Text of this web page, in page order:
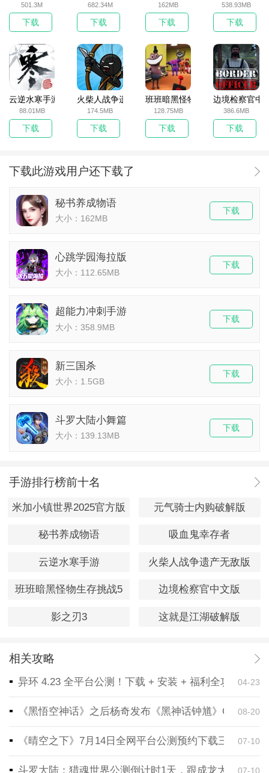
501.3M
下载
682.34M
下载
162MB
下载
538.93MB
下载
云逆水寒手游
88.01MB
下载
火柴人战争遗产无敌版
174.5MB
下载
班班暗黑怪物生存挑战5
128.75MB
下载
边境检察官中
386.6MB
下载
下载此游戏用户还下载了
秘书养成物语
大小：162MB
下载
心跳学园海拉版
大小：112.65MB
下载
超能力冲刺手游
大小：358.9MB
下载
新三国杀
大小：1.5GB
下载
斗罗大陆小舞篇
大小：139.13MB
下载
手游排行榜前十名
米加小镇世界2025官方版 元气骑士内购破解版
秘书养成物语 吸血鬼幸存者
云逆水寒手游 火柴人战争遗产无敌版
班班暗黑怪物生存挑战5 边境检察官中文版
影之刃3 这就是江湖破解版
相关攻略
异环 4.23 全平台公测！下载 + 安装 + 福利全攻略，一
04-23
《黑悟空神话》之后杨奇发布《黑神话钟馗》CG！预
08-20
《晴空之下》7月14日全网平台公测预约下载三端同步
07-10
斗罗大陆：猎魂世界公测倒计时1天，跟成龙大哥一起
07-10